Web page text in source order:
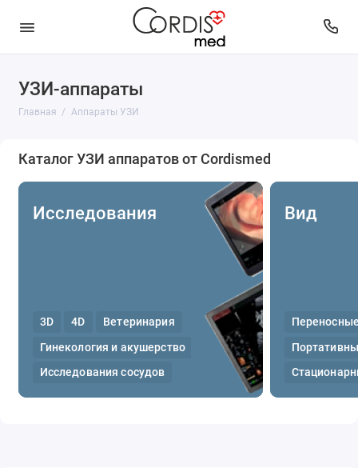
УЗИ-аппараты
Главная Аппараты УЗИ
Каталог УЗИ аппаратов от Cordismed
Исследования
3D 4D
Ветеринария
Гинекология и акушерство
Исследования сосудов
Кардиология
Вид
Вид
Класс